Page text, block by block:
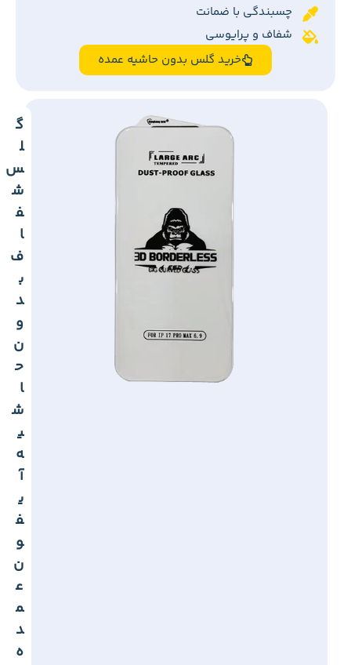
چسبندگی با ضمانت
شفاف و پرایوسی
خرید گلس بدون حاشیه عمده
گ
ل
س
ش
ف
ا
ف
ب
د
و
ن
ح
ا
ش
ی
ه
آ
ی
ف
و
ن
ع
م
د
ه